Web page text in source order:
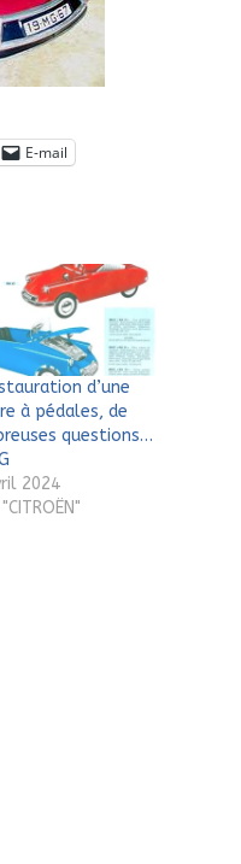
E-mail
d’une
à pédales, de
questions…
2024